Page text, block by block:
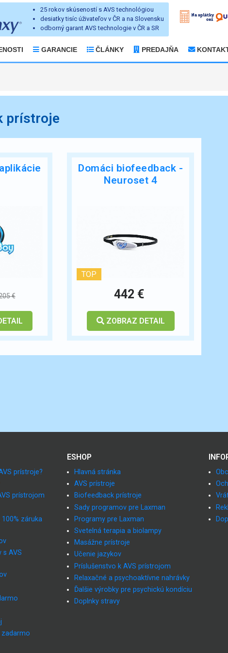
GARANCIE ČLÁNKY PREDAJŇA
25 rokov skúseností s AVS technológiou
desiatky tisíc úživateľov v ČR a na Slovensku
odborný garant AVS technologie v ČR a SR
prístroje
€
Domáci biofeedback -
Neuroset 4
TOP
442 €
ZOBRAZ DETAIL
prístroje?
prístrojom
záruka
s AVS
zadarmo
ESHOP
Hlavná stránka
AVS prístroje
Biofeedback prístroje
Sady programov pre Laxman
Programy pre Laxman
Svetelná terapia a biolampy
Masážne prístroje
Učenie jazykov
Príslušenstvo k AVS prístrojom
Relaxačné a psychoaktívne nahrávky
Ďalšie výrobky pre psychickú kondíciu
Doplnky stravy